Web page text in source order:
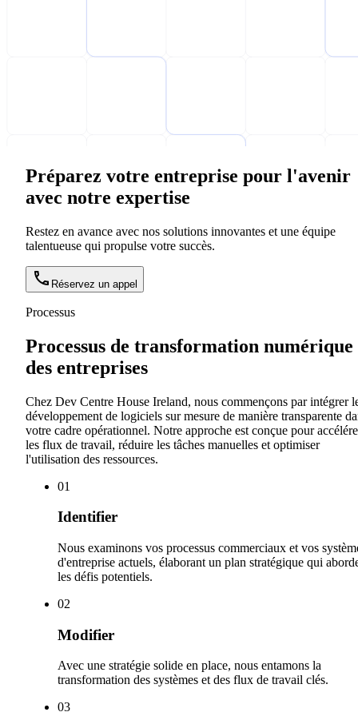
Préparez votre entreprise pour l'avenir
avec notre expertise
Restez en avance avec nos solutions innovantes et une équipe
talentueuse qui propulse votre succès.
Réservez un appel
Processus
Processus de transformation numérique
des entreprises
Chez Dev Centre House Ireland, nous commençons par intégrer
développement de logiciels sur mesure de manière transparente
votre cadre opérationnel. Notre approche est conçue pour
les flux de travail, réduire les tâches manuelles et optimiser
l'utilisation des ressources.
01
Identifier
Nous examinons vos processus commerciaux et vos
d'entreprise actuels, élaborant un plan stratégique qui
les défis potentiels.
02
Modifier
Avec une stratégie solide en place, nous entamons la
transformation des systèmes et des flux de travail clés.
03